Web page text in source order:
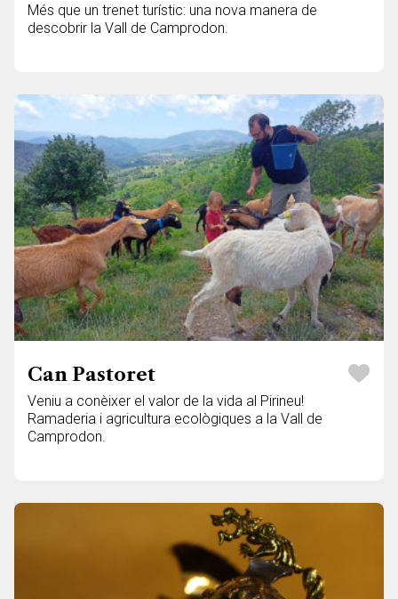
Més que un trenet turístic: una nova manera de
descobrir la Vall de Camprodon.
Can Pastoret
Veniu a conèixer el valor de la vida al Pirineu!
Ramaderia i agricultura ecològiques a la Vall de
Camprodon.